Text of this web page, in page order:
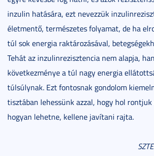
inzulin hatására, ezt nevezzük
életmentő, természetes folyamat, de ha
túl sok energia raktározásával,
Tehát az inzulinrezisztencia nem alapja,
következménye a túl nagy energia
túlsúlynak. Ezt fontosnak gondolom
tisztában lehessünk azzal, hogy hol rontjuk
hogyan lehetne, kellene javítani rajta.